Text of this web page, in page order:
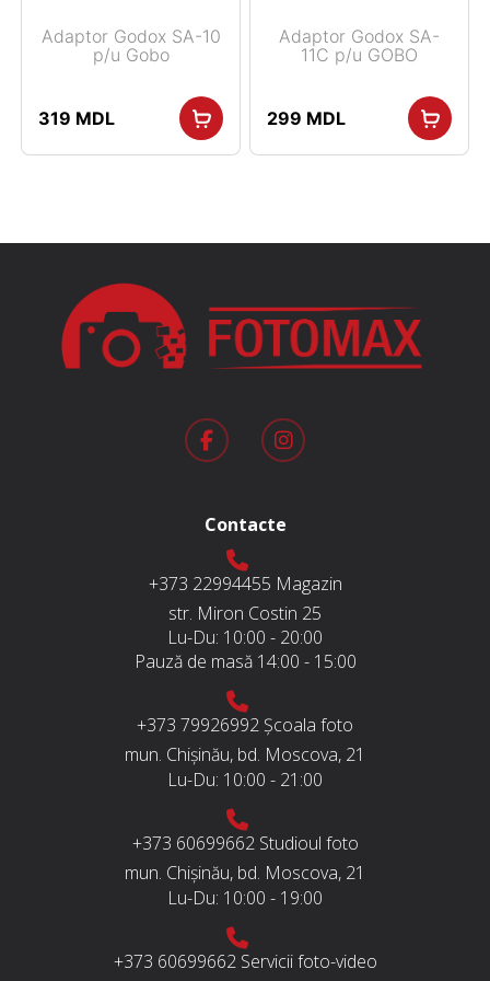
Adaptor Godox SA-10
p/u Gobo
319 MDL
Adaptor Godox SA-
11C p/u GOBO
299 MDL
Contacte
+373 22994455 Magazin
str. Miron Costin 25
Lu-Du: 10:00 - 20:00
Pauză de masă 14:00 - 15:00
+373 79926992 Școala foto
mun. Chișinău, bd. Moscova, 21
Lu-Du: 10:00 - 21:00
+373 60699662 Studioul foto
mun. Chișinău, bd. Moscova, 21
Lu-Du: 10:00 - 19:00
+373 60699662 Servicii foto-video